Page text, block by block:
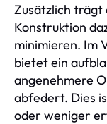
Zusätzlich trägt
Konstruktion
minimieren. Im
bietet ein
angenehmere
abfedert. Dies
oder weniger